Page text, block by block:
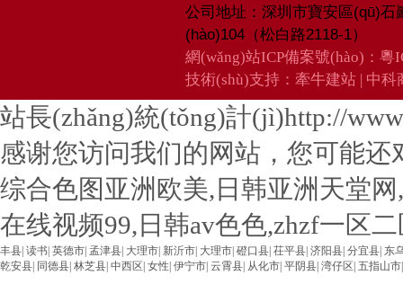
公司地址： 深圳市寶安區(qū)石
(hào)104（松白路2118-1）
網(wǎng)站ICP備案號(hào)： 粵
技術(shù)支持： 牽牛建站 | 中科
站長(zhǎng)統(tǒng)計(jì)http://
感谢您访问我们的网站，您可能还
综合色图亚洲欧美,日韩亚洲天堂
在线视频99,日韩av色色,zhzf一区
丰县 读书 英德市 孟津县 大理市 新沂市 大理市 磴口县 茌平县 济阳县 分宜县 东
乾安县 同德县 林芝县 中西区 女性 伊宁市 云霄县 从化市 平阴县 湾仔区 五指山市